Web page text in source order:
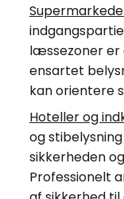
læssezoner er
ensartet
kan orientere
Hoteller og
og
sikkerheden
Professionelt